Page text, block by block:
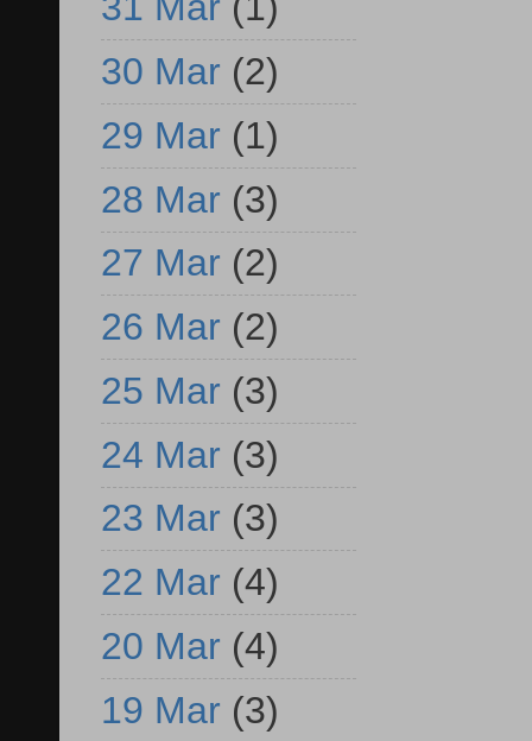
30 Mar (2)
29 Mar (1)
28 Mar (3)
27 Mar (2)
26 Mar (2)
25 Mar (3)
24 Mar (3)
23 Mar (3)
22 Mar (4)
20 Mar (4)
19 Mar (3)